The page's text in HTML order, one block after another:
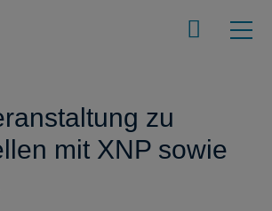
zu
mit XNP sowie